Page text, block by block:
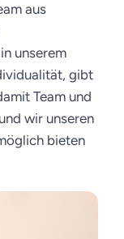
aus
unserem
gibt
Team und
wir unseren
bieten